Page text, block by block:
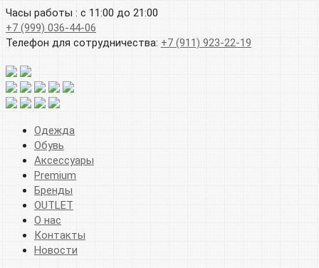
Часы работы : с 11:00 до 21:00
+7 (999) 036-44-06
Телефон для сотрудничества: +7 (911) 923-22-19
Одежда
Обувь
Аксессуары
Premium
Бренды
OUTLET
О нас
Контакты
Новости